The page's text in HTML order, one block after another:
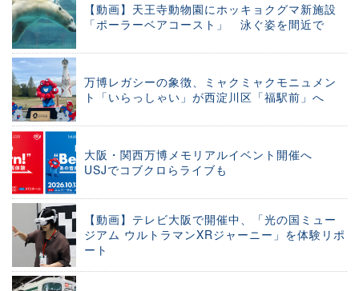
【動画】天王寺動物園にホッキョクグマ新施設
「ポーラーベアコースト」 泳ぐ姿を間近で
万博レガシーの象徴、ミャクミャクモニュメン
ト「いらっしゃい」が西淀川区「福駅前」へ
大阪・関西万博メモリアルイベント開催へ
USJでコブクロらライブも
【動画】テレビ大阪で開催中、「光の国ミュー
ジアム ウルトラマンXRジャーニー」を体験リポ
ート